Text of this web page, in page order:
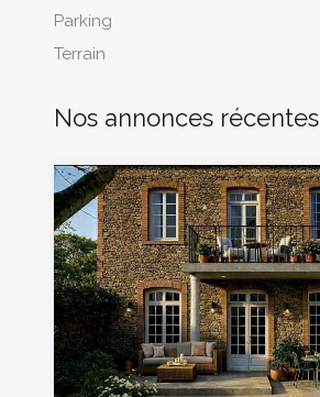
Parking
Terrain
Nos annonces récentes